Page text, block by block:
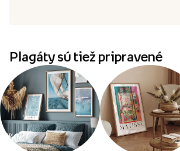
Plagáty sú tiež pripravené